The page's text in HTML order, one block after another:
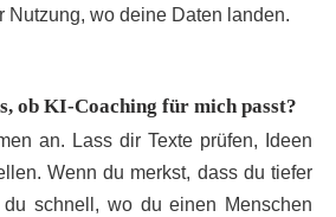
Nutzung, wo deine Daten landen.
ob KI-Coaching für mich passt?
an. Lass dir Texte prüfen, Ideen
Wenn du merkst, dass du tiefer
schnell, wo du einen Menschen